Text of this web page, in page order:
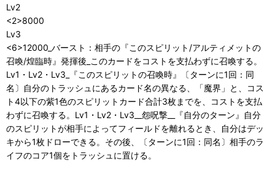
Lv2
<2>8000
Lv3
<6>12000_バースト：相手の『このスピリット/アルティメットの
召喚/煌臨時』発揮後_このカードをコストを支払わずに召喚する。
Lv1・Lv2・Lv3_『このスピリットの召喚時』〔ターンに1回：同
名〕自分のトラッシュにあるカード名の異なる、「魔界」と、コス
ト4以下の紫1色のスピリットカード合計3枚までを、コストを支払
わずに召喚する。Lv1・Lv2・Lv3__怨呪撃__『自分のターン』自分
のスピリットが相手によってフィールドを離れるとき、自分はデッ
キから1枚ドローできる。その後、〔ターンに1回：同名〕相手のラ
イフのコア1個をトラッシュに置ける。